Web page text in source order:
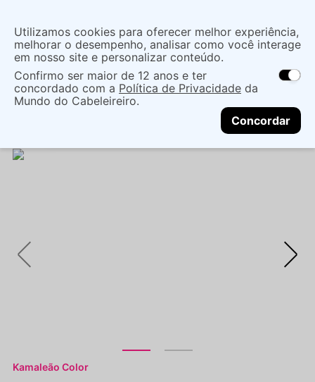
localização
As ofertas e opções de entrega variam de
acordo com a região.Não sei meu CEP
CONTINUAR
O que você procura?
Coloração
Produtos para Coloração
MATIZ KAMALEÃO COLOR
MELRO VIOLET 150ML - KAMALEÃO COLOR
Kamaleão Color
Utilizamos cookies para oferecer melhor experiência,
melhorar o desempenho, analisar como você interage
em nosso site e personalizar conteúdo.
Confirmo ser maior de 12 anos e ter
concordado com a Política de Privacidade da
Mundo do Cabeleireiro.
Concordar